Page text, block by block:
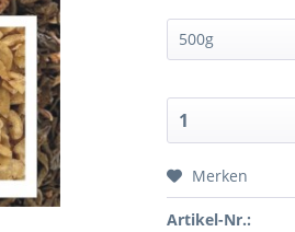
Merken
Artikel-Nr.: